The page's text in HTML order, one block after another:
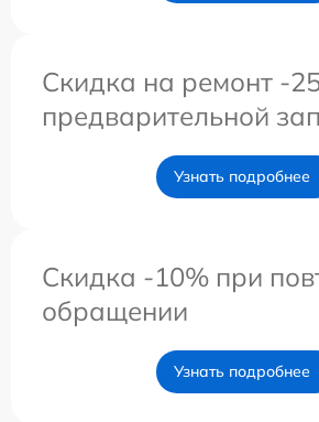
Скидка на ремонт -
предварительной
Узнать подробнее
Скидка -10% при
обращении
Узнать подробнее